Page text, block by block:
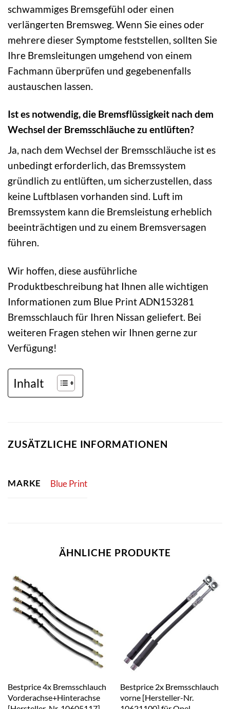
schwammiges Bremsgefühl oder einen
verlängerten Bremsweg. Wenn Sie eines oder
mehrere dieser Symptome feststellen, sollten Sie
Ihre Bremsleitungen umgehend von einem
Fachmann überprüfen und gegebenenfalls
austauschen lassen.
Ist es notwendig, die Bremsflüssigkeit nach dem
Wechsel der Bremsschläuche zu entlüften?
Ja, nach dem Wechsel der Bremsschläuche ist es
unbedingt erforderlich, das Bremssystem
gründlich zu entlüften, um sicherzustellen, dass
keine Luftblasen vorhanden sind. Luft im
Bremssystem kann die Bremsleistung erheblich
beeinträchtigen und zu einem Bremsversagen
führen.
Wir hoffen, diese ausführliche
Produktbeschreibung hat Ihnen alle wichtigen
Informationen zum Blue Print ADN153281
Bremsschlauch für Ihren Nissan geliefert. Bei
weiteren Fragen stehen wir Ihnen gerne zur
Verfügung!
Inhalt
ZUSÄTZLICHE INFORMATIONEN
MARKE Blue Print
ÄHNLICHE PRODUKTE
Bestprice 4x Bremsschlauch
Vorderachse+Hinterachse
Bestprice 2x Bremsschlauch
vorne [Hersteller-Nr.